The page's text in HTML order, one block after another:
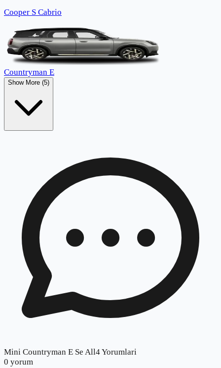
Cooper S Cabrio
Countryman E
Show More (5)
Mini Countryman E Se All4 Yorumlari
0 yorum